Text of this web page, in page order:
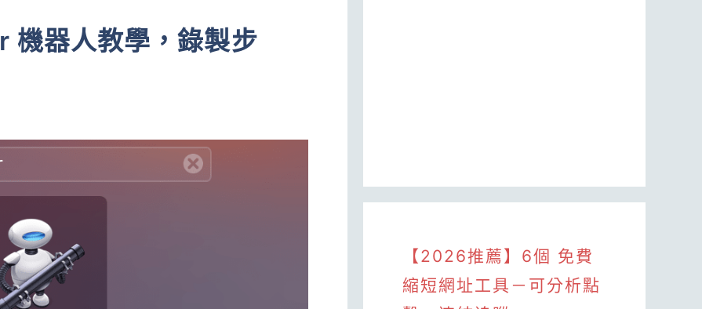
器人教學，錄製步
【2026推薦】6個 免費
縮短網址工具－可分析點